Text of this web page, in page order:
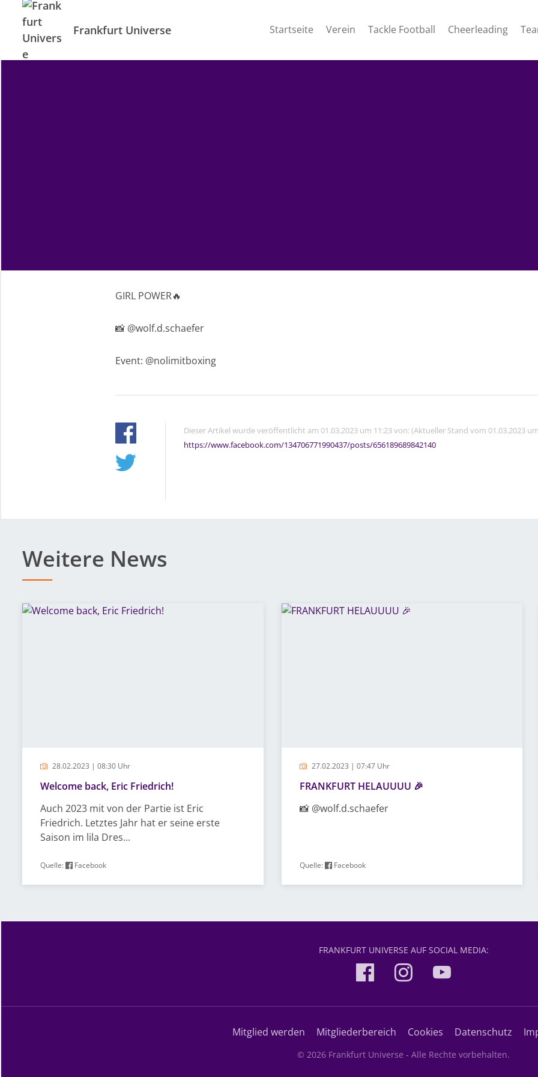
Frankfurt Universe Startseite Verein Tackle Football Cheerleading
GIRL POWER🔥
📸 @wolf.d.schaefer
Event: @nolimitboxing
Dieser Artikel wurde veröffentlicht am 01.03.2023 um 11:23 von: (Aktueller Stand vom 01.03.2023
https://www.facebook.com/134706771990437/posts/656189689842140
Weitere News
28.02.2023 | 08:30 Uhr
Welcome back, Eric Friedrich!
Auch 2023 mit von der Partie ist Eric
Friedrich. Letztes Jahr hat er seine erste
Saison im lila Dres...
Quelle: Facebook
27.02.2023 | 07:47 Uhr
FRANKFURT HELAUUUU 🎉
📸 @wolf.d.schaefer
Quelle: Facebook
FRANKFURT UNIVERSE AUF SOCIAL MEDIA:
Mitglied werden Mitgliederbereich Cookies Datenschutz
© 2026 Frankfurt Universe - Alle Rechte vorbehalten.